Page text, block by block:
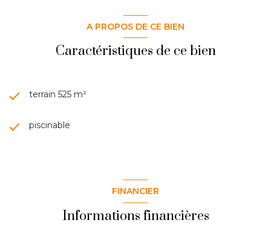
A PROPOS DE CE BIEN
Caractéristiques de ce bien
terrain 525 m²
piscinable
FINANCIER
Informations financières